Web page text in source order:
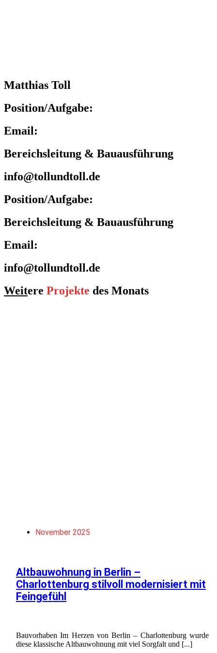
Matthias Toll
Position/Aufgabe:
Email:
Bereichsleitung & Bauausführung
info@tollundtoll.de
Position/Aufgabe:
Bereichsleitung & Bauausführung
Email:
info@tollundtoll.de
Weitere Projekte des Monats
November 2025
Altbauwohnung in Berlin –
Charlottenburg stilvoll modernisiert mit
Feingefühl
Bauvorhaben Im Herzen von Berlin – Charlottenburg wurde
diese klassische Altbauwohnung mit viel Sorgfalt und [...]